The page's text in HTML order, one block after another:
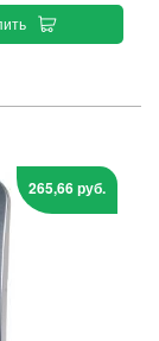
265,66 руб.